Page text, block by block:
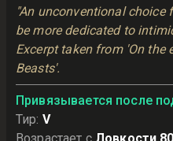
"An unconventional choice
be more dedicated to
Excerpt taken from 'On the
Beasts'.
Привязывается после
Тир: V